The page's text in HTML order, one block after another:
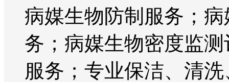
病媒生物防制服务；
务；病媒生物密度监
服务；专业保洁、清